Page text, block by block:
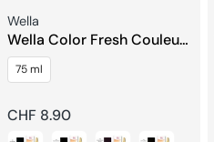
Fournisseur:
Wella
Wella Color Fresh Couleur
Semi-Permanente Liquide
75 ml
Prix
CHF 8.90